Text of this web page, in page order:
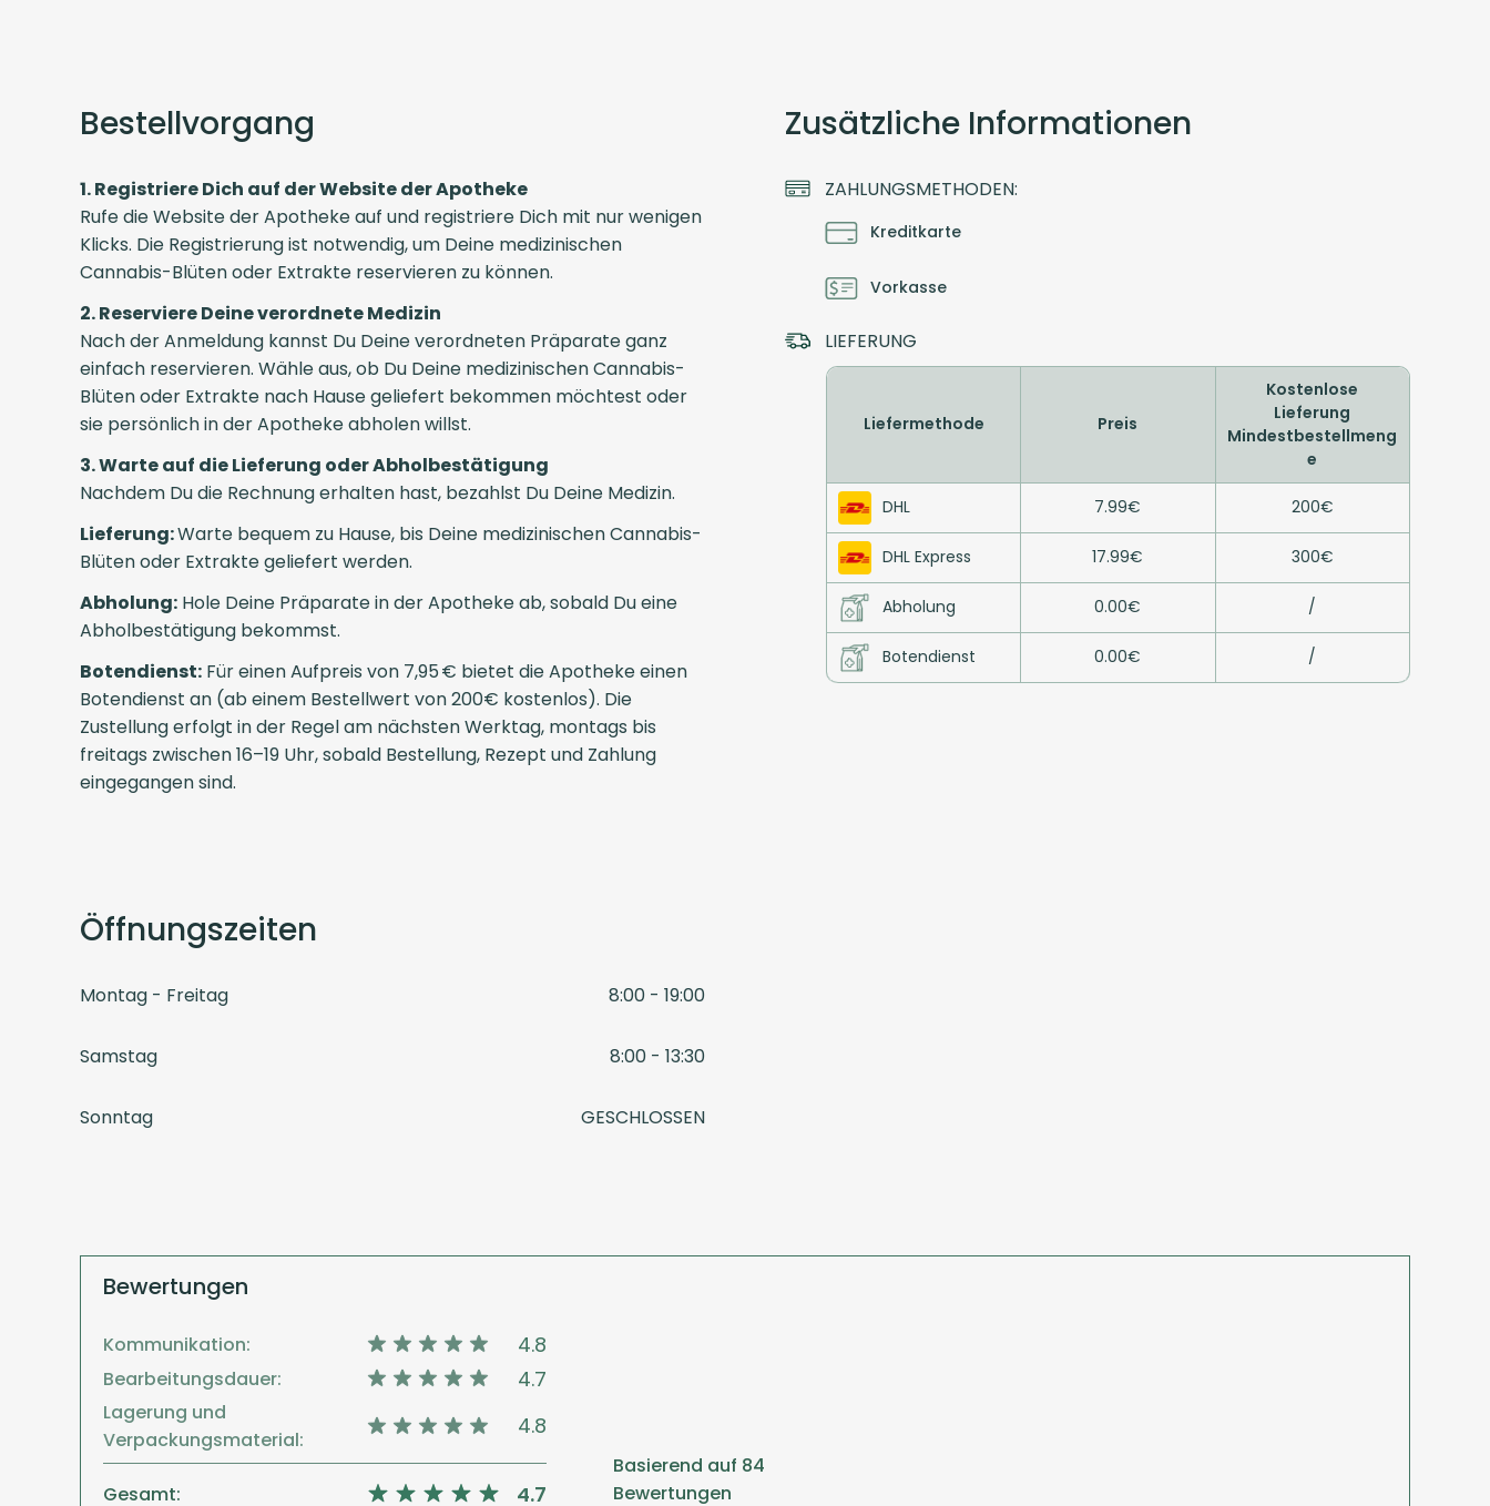
Bestellvorgang
1. Registriere Dich auf der Website der Apotheke
Rufe die Website der Apotheke auf und registriere Dich mit nur wenigen
Klicks. Die Registrierung ist notwendig, um Deine medizinischen
Cannabis-Blüten oder Extrakte reservieren zu können.
2. Reserviere Deine verordnete Medizin
Nach der Anmeldung kannst Du Deine verordneten Präparate ganz
einfach reservieren. Wähle aus, ob Du Deine medizinischen Cannabis-
Blüten oder Extrakte nach Hause geliefert bekommen möchtest oder
sie persönlich in der Apotheke abholen willst.
3. Warte auf die Lieferung oder Abholbestätigung
Nachdem Du die Rechnung erhalten hast, bezahlst Du Deine Medizin.
Lieferung:Warte bequem zu Hause, bis Deine medizinischen Cannabis-
Blüten oder Extrakte geliefert werden.
Abholung: Hole Deine Präparate in der Apotheke ab, sobald Du eine
Abholbestätigung bekommst.
Botendienst: Für einen Aufpreis von 7,95 € bietet die Apotheke einen
Botendienst an (ab einem Bestellwert von 200€ kostenlos). Die
Zustellung erfolgt in der Regel am nächsten Werktag, montags bis
freitags zwischen 16–19 Uhr, sobald Bestellung, Rezept und Zahlung
eingegangen sind.
Öffnungszeiten
Montag - Freitag 8:00 - 19:00
Samstag 8:00 - 13:30
Sonntag GESCHLOSSEN
Zusätzliche Informationen
ZAHLUNGSMETHODEN:
Kreditkarte
Vorkasse
LIEFERUNG
Liefermethode Preis
Kostenlose
Lieferung
Mindestbestellmeng
e
DHL 7.99€ 200€
DHL Express 17.99€ 300€
Abholung 0.00€ /
Botendienst 0.00€ /
Bewertungen
Kommunikation: 4.8
Bearbeitungsdauer: 4.7
Lagerung und
Verpackungsmaterial:
4.8
Gesamt: 4.7
Basierend auf 84
Bewertungen